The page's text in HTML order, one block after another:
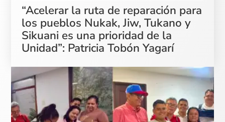
“Acelerar la ruta de reparación para
los pueblos Nukak, Jiw, Tukano y
Sikuani es una prioridad de la
Unidad”: Patricia Tobón Yagarí